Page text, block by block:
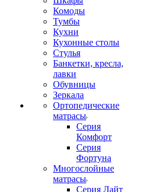
Комоды
Тумбы
Кухни
Кухонные столы
Стулья
Банкетки, кресла,
лавки
Обувницы
Зеркала
Ортопедические
матрасы
Серия
Комфорт
Серия
Фортуна
Многослойные
матрасы
Серия Лайт